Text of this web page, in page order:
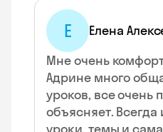
Е
Елена
Мне очень
Адрине много
уроков, все очень
объясняет.